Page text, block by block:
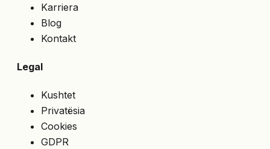
Karriera
Blog
Kontakt
Legal
Kushtet
Privatësia
Cookies
GDPR